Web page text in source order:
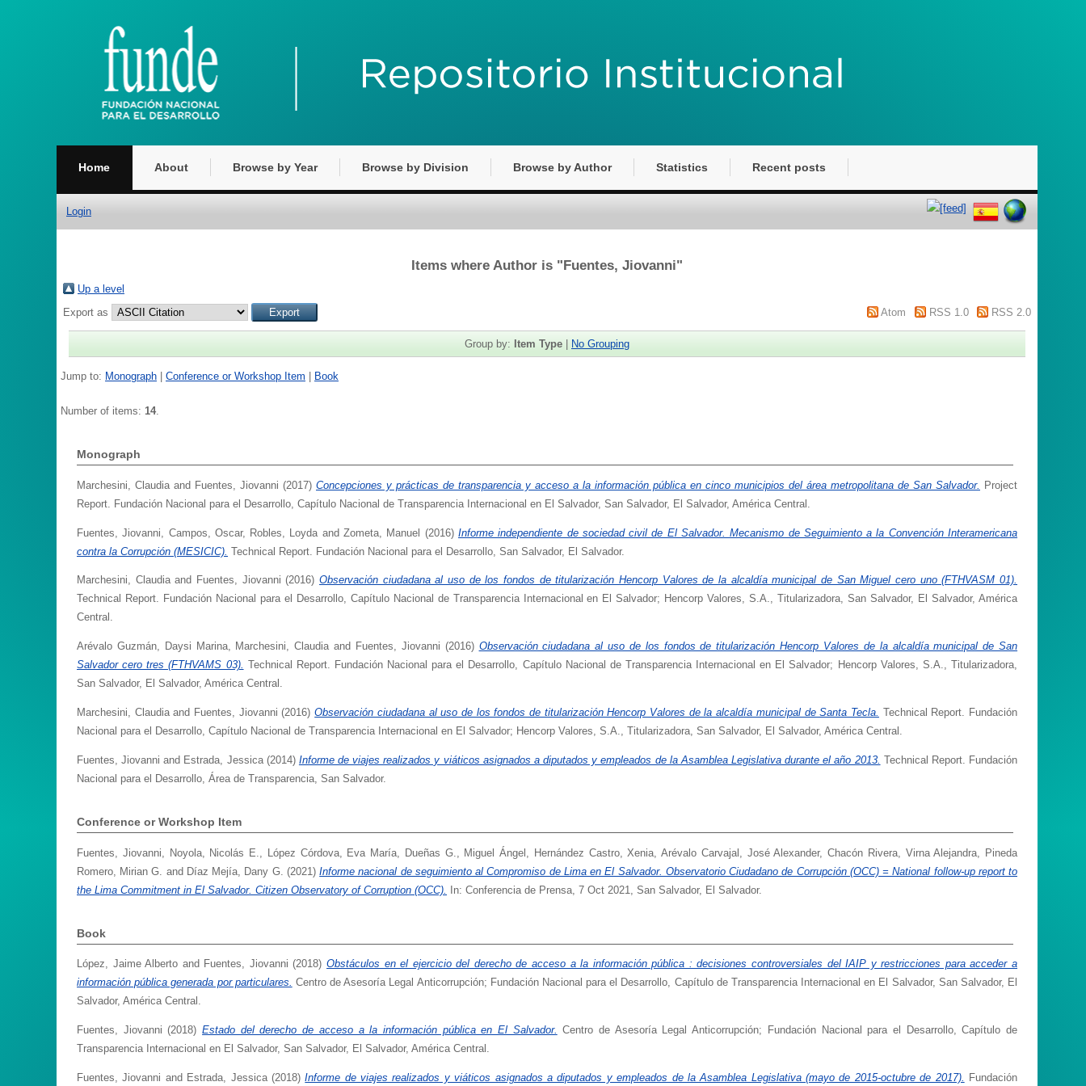
Home About Browse by Year Browse by Division Browse by Author Statistics Recent posts
Login
Items where Author is "Fuentes, Jiovanni"
Up a level
Export as
Atom RSS 1.0 RSS 2.0
Group by: Item Type No Grouping
Jump to: Monograph Conference or Workshop Item Book
Number of items: 14.
Monograph
Marchesini, Claudia and Fuentes, Jiovanni (2017) Concepciones y prácticas de transparencia y acceso a la información pública en cinco municipios del área metropolitana de San Salvador.
Project
Report. Fundación Nacional para el Desarrollo, Capítulo Nacional de Transparencia Internacional en El Salvador, San Salvador, El Salvador, América Central.
Fuentes, Jiovanni Campos, Oscar, Robles, Loyda andZometa, Manuel (2016) Informe independiente de sociedad civil de El Salvador. Mecanismo de Seguimiento a la Convención Interamericana
contra la Corrupción (MESICIC). Technical Report. Fundación Nacional para el Desarrollo, San Salvador, El Salvador.
Marchesini, Claudiaand Fuentes, Jiovanni (2016)Observación ciudadana al uso de los fondos de titularización Hencorp Valores de la alcaldía municipal de San Miguel cero uno (FTHVASM 01).
Technical Report. Fundación Nacional para el Desarrollo, Capítulo Nacional de Transparencia Internacional en El Salvador; Hencorp Valores, S.A., Titularizadora, San Salvador, El Salvador, América
Central.
Arévalo Guzmán, Daysi Marina, Marchesini, Claudiaand Fuentes, Jiovanni (2016) Observación ciudadana al uso de los fondos de titularización Hencorp Valores de la alcaldía municipal de San
Salvador cero tres (FTHVAMS 03). Technical Report. Fundación Nacional para el Desarrollo, Capítulo Nacional de Transparencia Internacional en El Salvador; Hencorp Valores, S.A., Titularizadora,
San Salvador, El Salvador, América Central.
Marchesini, Claudiaand Fuentes, Jiovanni (2016)Observación ciudadana al uso de los fondos de titularización Hencorp Valores de la alcaldía municipal de Santa Tecla. Technical Report. Fundación
Nacional para el Desarrollo, Capítulo Nacional de Transparencia Internacional en El Salvador; Hencorp Valores, S.A., Titularizadora, San Salvador, El Salvador, América Central.
Fuentes, Jiovanni and Estrada, Jessica(2014) Informe de viajes realizados y viáticos asignados a diputados y empleados de la Asamblea Legislativa durante el año 2013. Technical Report. Fundación
Nacional para el Desarrollo, Área de Transparencia, San Salvador.
Conference or Workshop Item
Fuentes, Jiovanni Noyola, Nicolás E. López Córdova, Eva María Dueñas G., Miguel Ángel Hernández Castro, Xenia Arévalo Carvajal, José Alexander, Chacón Rivera, Virna Alejandra
Pineda
Romero, Mirian G.
and Díaz Mejía, Dany G. (2021)Informe nacional de seguimiento al Compromiso de Lima en El Salvador. Observatorio Ciudadano de Corrupción (OCC) = National follow-up report to
the Lima Commitment in El Salvador. Citizen Observatory of Corruption (OCC). In: Conferencia de Prensa, 7 Oct 2021, San Salvador, El Salvador.
Book
López, Jaime Alberto and Fuentes, Jiovanni (2018)Obstáculos en el ejercicio del derecho de acceso a la información pública : decisiones controversiales del IAIP y restricciones para acceder a
información pública generada por particulares. Centro de Asesoría Legal Anticorrupción; Fundación Nacional para el Desarrollo, Capítulo de Transparencia Internacional en El Salvador, San Salvador, El
Salvador, América Central.
Fuentes, Jiovanni (2018)Estado del derecho de acceso a la información pública en El Salvador. Centro de Asesoría Legal Anticorrupción; Fundación Nacional para el Desarrollo, Capítulo de
Transparencia Internacional en El Salvador, San Salvador, El Salvador, América Central.
Fuentes, Jiovanni and Estrada, Jessica(2018)Informe de viajes realizados y viáticos asignados a diputados y empleados de la Asamblea Legislativa (mayo de 2015-octubre de 2017). Fundación